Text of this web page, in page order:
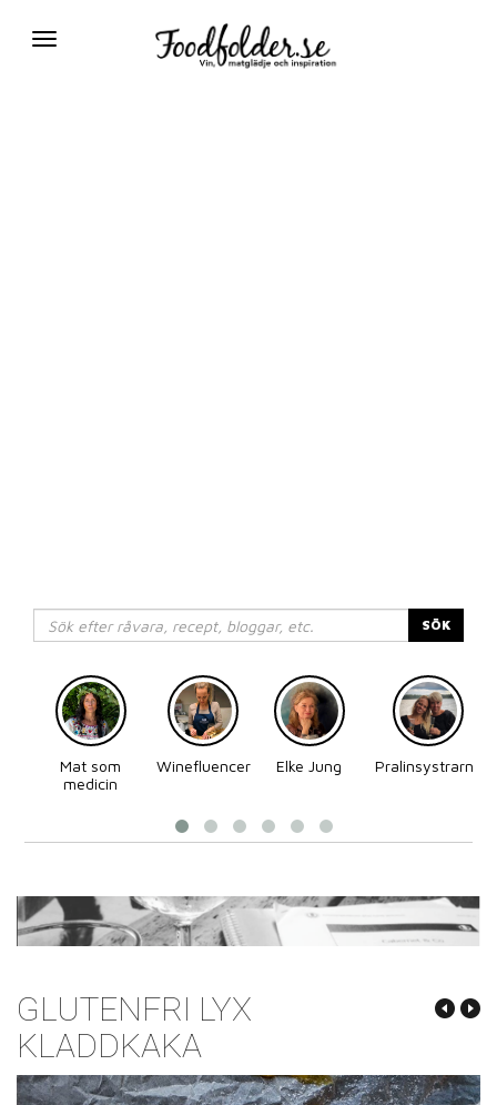
Växla
SÖK
Mat som
medicin
Winefluencer Elke Jung
Pralinsystrarna
GLUTENFRI LYX
KLADDKAKA